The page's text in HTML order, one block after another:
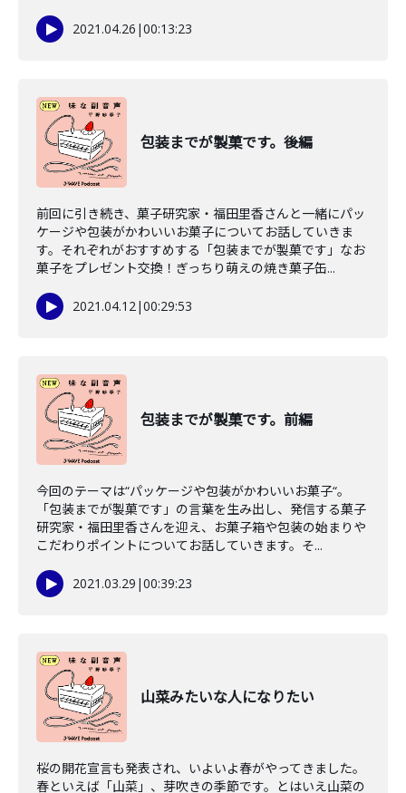
2021.04.26 |00:13:23
包装までが製菓です。後編
前回に引き続き、菓子研究家・福田里香さんと一緒にパッ
ケージや包装がかわいいお菓子についてお話していきま
す。それぞれがおすすめする「包装までが製菓です」なお
菓子をプレゼント交換！ぎっちり萌えの焼き菓子缶...
2021.04.12|00:29:53
包装までが製菓です。前編
今回のテーマは“パッケージや包装がかわいいお菓子“。
「包装までが製菓です」の言葉を生み出し、発信する菓子
研究家・福田里香さんを迎え、お菓子箱や包装の始まりや
こだわりポイントについてお話していきます。そ...
2021.03.29 |00:39:23
山菜みたいな人になりたい
桜の開花宣言も発表され、いよいよ春がやってきました。
春といえば「山菜」、芽吹きの季節です。とはいえ山菜の